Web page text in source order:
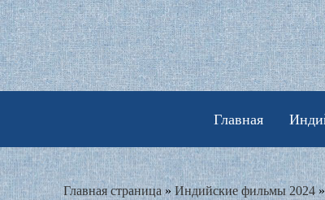
Skip
to
content
Главная
Главная страница » Индийские фильмы 2024